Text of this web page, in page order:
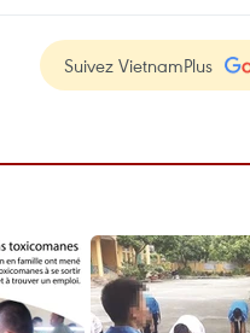
Suivez VietnamPlus